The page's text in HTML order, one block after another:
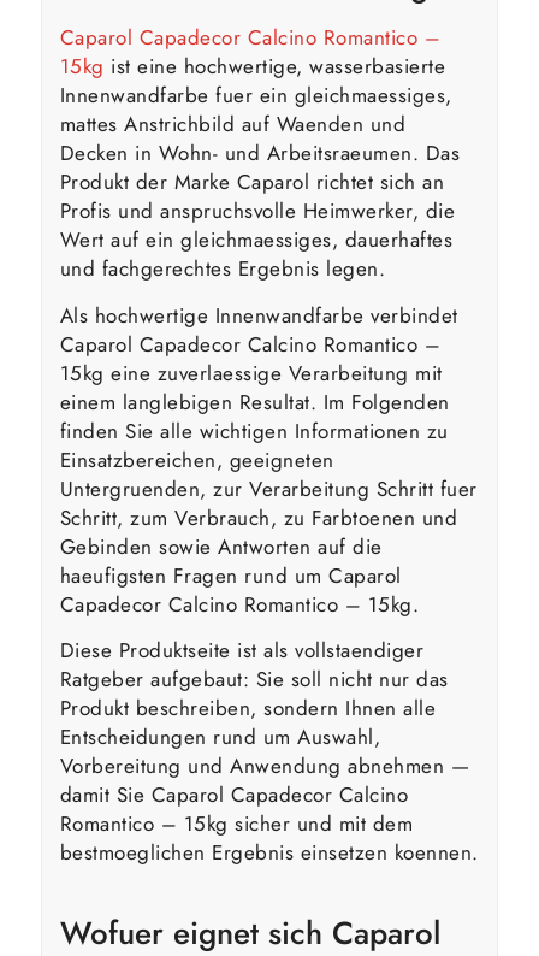
Caparol Capadecor Calcino Romantico –
15kg ist eine hochwertige, wasserbasierte
Innenwandfarbe fuer ein gleichmaessiges,
mattes Anstrichbild auf Waenden und
Decken in Wohn- und Arbeitsraeumen. Das
Produkt der Marke Caparol richtet sich an
Profis und anspruchsvolle Heimwerker, die
Wert auf ein gleichmaessiges, dauerhaftes
und fachgerechtes Ergebnis legen.
Als hochwertige Innenwandfarbe verbindet
Caparol Capadecor Calcino Romantico –
15kg eine zuverlaessige Verarbeitung mit
einem langlebigen Resultat. Im Folgenden
finden Sie alle wichtigen Informationen zu
Einsatzbereichen, geeigneten
Untergruenden, zur Verarbeitung Schritt fuer
Schritt, zum Verbrauch, zu Farbtoenen und
Gebinden sowie Antworten auf die
haeufigsten Fragen rund um Caparol
Capadecor Calcino Romantico – 15kg.
Diese Produktseite ist als vollstaendiger
Ratgeber aufgebaut: Sie soll nicht nur das
Produkt beschreiben, sondern Ihnen alle
Entscheidungen rund um Auswahl,
Vorbereitung und Anwendung abnehmen —
damit Sie Caparol Capadecor Calcino
Romantico – 15kg sicher und mit dem
bestmoeglichen Ergebnis einsetzen koennen.
Wofuer eignet sich Caparol